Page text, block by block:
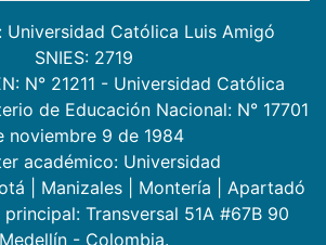
Universidad Católica Luis Amigó
SNIES: 2719
N° 21211 - Universidad Católica
de Educación Nacional: N° 17701
noviembre 9 de 1984
académico: Universidad
Manizales Montería
Apartadó
Transversal 51A #67B 90
Medellín - Colombia.